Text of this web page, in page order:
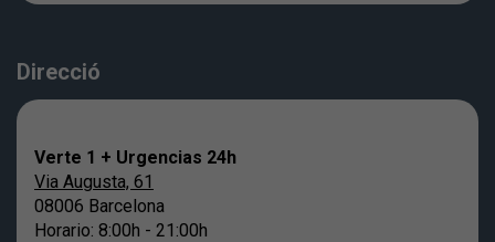
Direcció
Verte 1 + Urgencias 24h
Via Augusta, 61
08006 Barcelona
Horario: 8:00h - 21:00h